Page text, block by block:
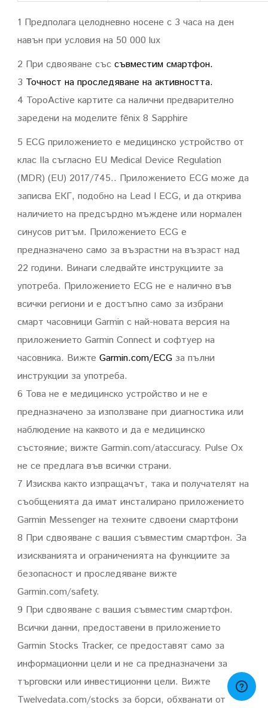
1 Предполага целодневно носене с 3 часа на ден
навън при условия на 50 000 lux
2 При сдвояване със съвместим смартфон.
3 Точност на проследяване на активността.
4 TopoActive картите са налични предварително
заредени на моделите fēnix 8 Sapphire
5 ECG приложението е медицинско устройство от
клас IIa съгласно EU Medical Device Regulation
(MDR) (EU) 2017/745.. Приложението ECG може да
записва ЕКГ, подобно на Lead I ECG, и да открива
наличието на предсърдно мъждене или нормален
синусов ритъм. Приложението ECG е
предназначено само за възрастни на възраст над
22 години. Винаги следвайте инструкциите за
употреба. Приложението ECG не е налично във
всички региони и е достъпно само за избрани
смарт часовници Garmin с най-новата версия на
приложението Garmin Connect и софтуер на
часовника. Вижте Garmin.com/ECG за пълни
инструкции за употреба.
6 Това не е медицинско устройство и не е
предназначено за използване при диагностика или
наблюдение на каквото и да е медицинско
състояние; вижте Garmin.com/ataccuracy. Pulse Ox
не се предлага във всички страни.
7 Изисква както изпращачът, така и получателят на
съобщенията да имат инсталирано приложението
Garmin Messenger на техните сдвоени смартфони
8 При сдвояване с вашия съвместим смартфон. За
изискванията и ограниченията на функциите за
безопасност и проследяване вижте
Garmin.com/safety.
9 При сдвояване с вашия съвместим смартфон.
Всички данни, предоставени в приложението
Garmin Stocks Tracker, се предоставят само за
информационни цели и не са предназначени за
търговски или инвестиционни цели. Вижте
Twelvedata.com/stocks за борси, обхванати от